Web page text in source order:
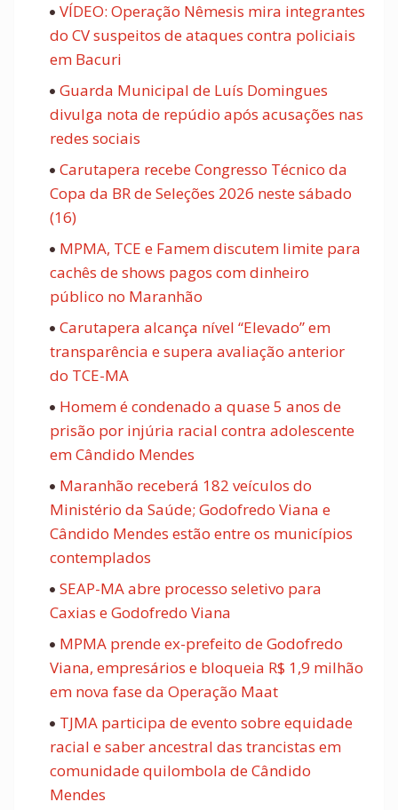
VÍDEO: Operação Nêmesis mira integrantes
do CV suspeitos de ataques contra policiais
em Bacuri
Guarda Municipal de Luís Domingues
divulga nota de repúdio após acusações nas
redes sociais
Carutapera recebe Congresso Técnico da
Copa da BR de Seleções 2026 neste sábado
(16)
MPMA, TCE e Famem discutem limite para
cachês de shows pagos com dinheiro
público no Maranhão
Carutapera alcança nível “Elevado” em
transparência e supera avaliação anterior
do TCE-MA
Homem é condenado a quase 5 anos de
prisão por injúria racial contra adolescente
em Cândido Mendes
Maranhão receberá 182 veículos do
Ministério da Saúde; Godofredo Viana e
Cândido Mendes estão entre os municípios
contemplados
SEAP-MA abre processo seletivo para
Caxias e Godofredo Viana
MPMA prende ex-prefeito de Godofredo
Viana, empresários e bloqueia R$ 1,9 milhão
em nova fase da Operação Maat
TJMA participa de evento sobre equidade
racial e saber ancestral das trancistas em
comunidade quilombola de Cândido
Mendes